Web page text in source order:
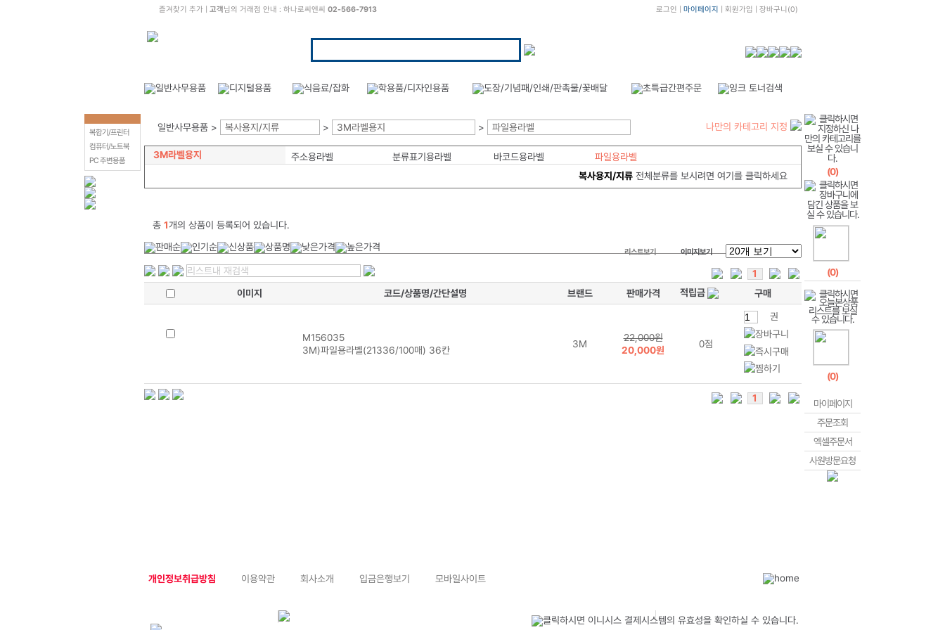
즐겨찾기 추가| 고객님의 거래점 안내 : 하나로씨엔씨 02-566-7913 로그인 마이페이지 회원가입 장바구니 (0)
일반사무용품 > 복사용지/지류 > 3M라벨용지 > 파일용라벨 나만의 카테고리 지정
3M라벨용지 주소용라벨 분류표기용라벨 바코드용라벨
파일용라벨
복사용지/지류전체분류를 보시려면 여기를 클릭하세요
총 1개의 상품이 등록되어 있습니다.
리스트보기 이미지보기
1
이미지
코드/상품명/간단설명 브랜드 판매가격 적립금 구매
M156035
3M)파일용라벨(21336/100매) 36칸
3M
22,000원
20,000원
0점
권
1
복합기/프린터
컴퓨터/노트북
PC 주변용품
(0)
(0)
(0)
마이페이지
주문조회
엑셀주문서
사원방문요청
개인정보취급방침 이용약관 회사소개 입금은행보기 모바일사이트